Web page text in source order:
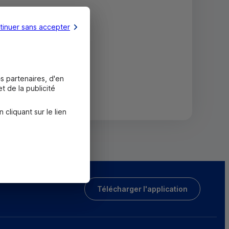
Télécharger l'application
sans accepter
partenaires, d'en
de la publicité
cliquant sur le lien